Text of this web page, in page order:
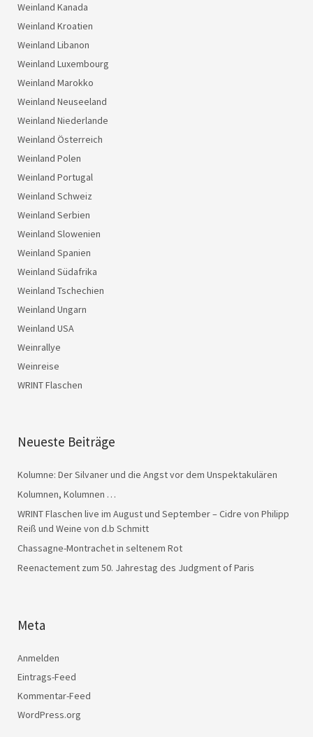
Weinland Kanada
Weinland Kroatien
Weinland Libanon
Weinland Luxembourg
Weinland Marokko
Weinland Neuseeland
Weinland Niederlande
Weinland Österreich
Weinland Polen
Weinland Portugal
Weinland Schweiz
Weinland Serbien
Weinland Slowenien
Weinland Spanien
Weinland Südafrika
Weinland Tschechien
Weinland Ungarn
Weinland USA
Weinrallye
Weinreise
WRINT Flaschen
Neueste Beiträge
Kolumne: Der Silvaner und die Angst vor dem Unspektakulären
Kolumnen, Kolumnen …
WRINT Flaschen live im August und September – Cidre von Philipp
Reiß und Weine von d.b Schmitt
Chassagne-Montrachet in seltenem Rot
Reenactement zum 50. Jahrestag des Judgment of Paris
Meta
Anmelden
Eintrags-Feed
Kommentar-Feed
WordPress.org